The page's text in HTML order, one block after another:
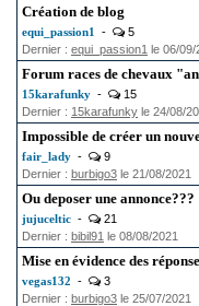
Création de blog
equi_passion1 -
5
Dernier : equi_passion1 le 06/
Forum races de chevaux
15karafunky -
15
Dernier : 15karafunky le 24/08/
Impossible de créer un
fair_lady -
9
Dernier : burbigo3 le 21/08/2021
Ou deposer une annonce???
jujuceltic -
21
Dernier : bibil91 le 08/08/2021
Mise en évidence des
vegas132 -
3
Dernier : burbigo3 le 25/07/2021